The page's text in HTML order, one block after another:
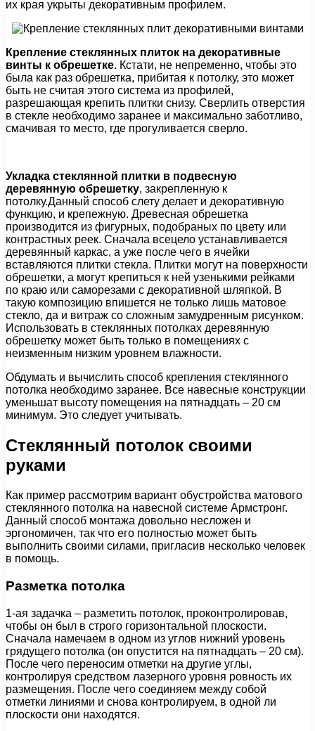
их края укрыты декоративным профилем.
Крепление стеклянных плиток на декоративные
винты к обрешетке. Кстати, не непременно, чтобы это
была как раз обрешетка, прибитая к потолку, это может
быть не считая этого система из профилей,
разрешающая крепить плитки снизу. Сверлить отверстия
в стекле необходимо заранее и максимально заботливо,
смачивая то место, где прогуливается сверло.
Укладка стеклянной плитки в подвесную
деревянную обрешетку, закрепленную к
потолку.Данный способ слету делает и декоративную
функцию, и крепежную. Древесная обрешетка
производится из фигурных, подобраных по цвету или
контрастных реек. Сначала всецело устанавливается
деревянный каркас, а уже после чего в ячейки
вставляются плитки стекла. Плитки могут на поверхности
обрешетки, а могут крепиться к ней узенькими рейками
по краю или саморезами с декоративной шляпкой. В
такую композицию впишется не только лишь матовое
стекло, да и витраж со сложным замудренным рисунком.
Использовать в стеклянных потолках деревянную
обрешетку может быть только в помещениях с
неизменным низким уровнем влажности.
Обдумать и вычислить способ крепления стеклянного
потолка необходимо заранее. Все навесные конструкции
уменьшат высоту помещения на пятнадцать – 20 см
минимум. Это следует учитывать.
Стеклянный потолок своими
руками
Как пример рассмотрим вариант обустройства матового
стеклянного потолка на навесной системе Армстронг.
Данный способ монтажа довольно несложен и
эргономичен, так что его полностью может быть
выполнить своими силами, пригласив несколько человек
в помощь.
Разметка потолка
1-ая задачка – разметить потолок, проконтролировав,
чтобы он был в строго горизонтальной плоскости.
Сначала намечаем в одном из углов нижний уровень
грядущего потолка (он опустится на пятнадцать – 20 см).
После чего переносим отметки на другие углы,
контролируя средством лазерного уровня ровность их
размещения. После чего соединяем между собой
отметки линиями и снова контролируем, в одной ли
плоскости они находятся.